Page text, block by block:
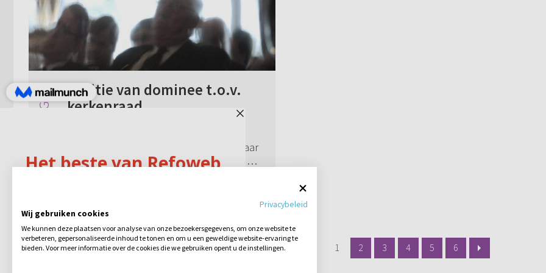
Positie van dominee t.o.v.
kerkenraad
aan de kerkenraad van de gemeente waar
hij staat? Is een dominee een losstaand
1 2 3 4 5 6
Privacybeleid
Wij gebruiken cookies
We kunnen deze plaatsen voor analyse van onze bezoekersgegevens, om onze website te
verbeteren, gepersonaliseerde inhoud te tonen en om u een geweldige website-ervaring te
bieden. Voor meer informatie over de cookies die we gebruiken opent u de instellingen.